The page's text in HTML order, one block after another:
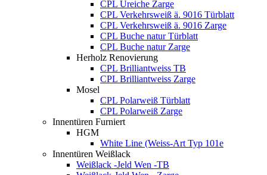
CPL Ureiche Zarge
CPL Verkehrsweiß ä. 9016 Türblatt
CPL Verkehrsweiß ä. 9016 Zarge
CPL Buche natur Türblatt
CPL Buche natur Zarge
Herholz Renovierung
CPL Brilliantweiss TB
CPL Brilliantweiss Zarge
Mosel
CPL Polarweiß Türblatt
CPL Polarweiß Zarge
Innentüren Furniert
HGM
White Line (Weiss-Art Typ 101e
Innentüren Weißlack
Weißlack -Jeld Wen -TB